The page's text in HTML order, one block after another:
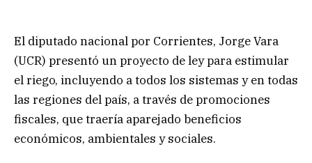
El diputado nacional por Corrientes, Jorge Vara
(UCR) presentó un proyecto de ley para estimular
el riego, incluyendo a todos los sistemas y en todas
las regiones del país, a través de promociones
fiscales, que traería aparejado beneficios
económicos, ambientales y sociales.